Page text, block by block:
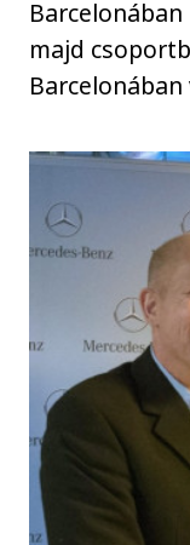
majd